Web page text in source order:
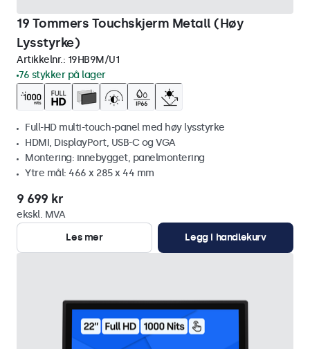
19 Tommers Touchskjerm Metall (Høy
Lysstyrke)
Artikkelnr.: 19HB9M/U1
76 stykker på lager
Full-HD multi-touch-panel med høy lysstyrke
HDMI, DisplayPort, USB-C og VGA
Montering: innebygget, panelmontering
Ytre mål: 466 x 285 x 44 mm
9 699 kr
ekskl. MVA
Les mer
Legg i handlekurv